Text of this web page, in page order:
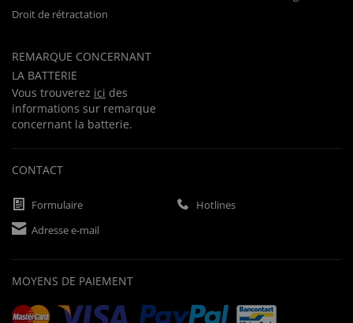
Droit de rétractation
REMARQUE CONCERNANT
LA BATTERIE
Vous trouverez ici des
informations sur remarque
concernant la batterie.
CONTACT
Formulaire
Hotlines
Adresse e-mail
MOYENS DE PAIEMENT